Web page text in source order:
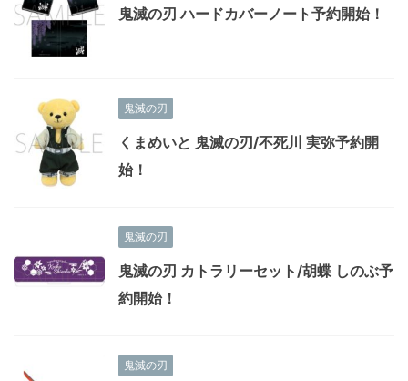
鬼滅の刃 ハードカバーノート予約開始！
鬼滅の刃
くまめいと 鬼滅の刃/不死川 実弥予約開
始！
鬼滅の刃
鬼滅の刃 カトラリーセット/胡蝶 しのぶ予
約開始！
鬼滅の刃